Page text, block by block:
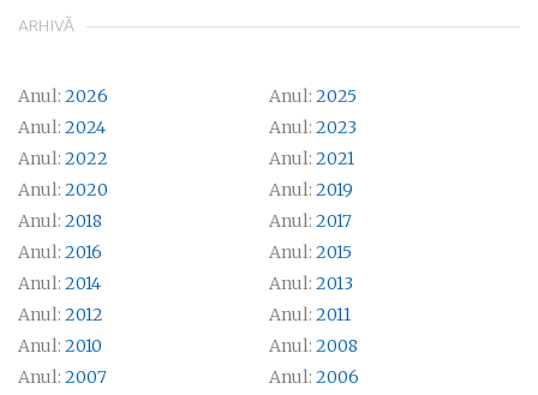
ARHIVĂ
Anul: 2026 Anul: 2025
Anul: 2024 Anul: 2023
Anul: 2022 Anul: 2021
Anul: 2020 Anul: 2019
Anul: 2018 Anul: 2017
Anul: 2016 Anul: 2015
Anul: 2014 Anul: 2013
Anul: 2012 Anul: 2011
Anul: 2010 Anul: 2008
Anul: 2007 Anul: 2006